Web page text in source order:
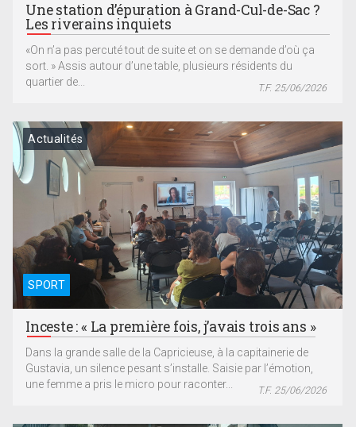
Une station d’épuration à Grand-Cul-de-Sac ?
Les riverains inquiets
«On n’a pas percuté tout de suite et on se demande d’où ça
sort. » Assis autour d’une table, plusieurs résidents du
quartier de...
T.F. 25/06/2026
SPORT
Actualités
Inceste : « La première fois, j’avais trois ans »
Dans la grande salle de la Capricieuse, à la capitainerie de
Gustavia, un silence pesant s’installe. Saisie par l’émotion,
une femme a pris le micro pour raconter...
T.F. 25/06/2026